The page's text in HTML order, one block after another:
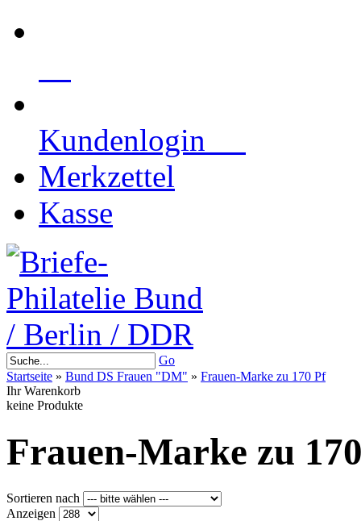
Kundenlogin
Merkzettel
Kasse
Go
Startseite » Bund DS Frauen "DM" » Frauen-Marke zu 170 Pf
Ihr Warenkorb
keine Produkte
Frauen-Marke zu
Sortieren nach
Anzeigen